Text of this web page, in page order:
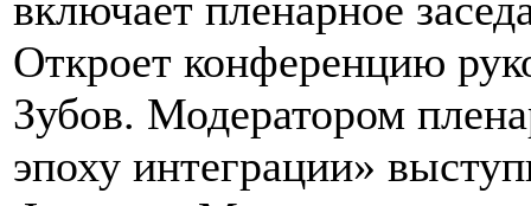
Откроет конференцию
Зубов. Модератором
эпоху интеграции»